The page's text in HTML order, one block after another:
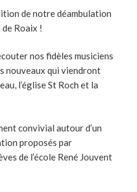
de notre déambulation
Roaix !
nos fidèles musiciens
nouveaux qui viendront
l’église St Roch et la
convivial autour d’un
proposés par
de l’école René Jouvent